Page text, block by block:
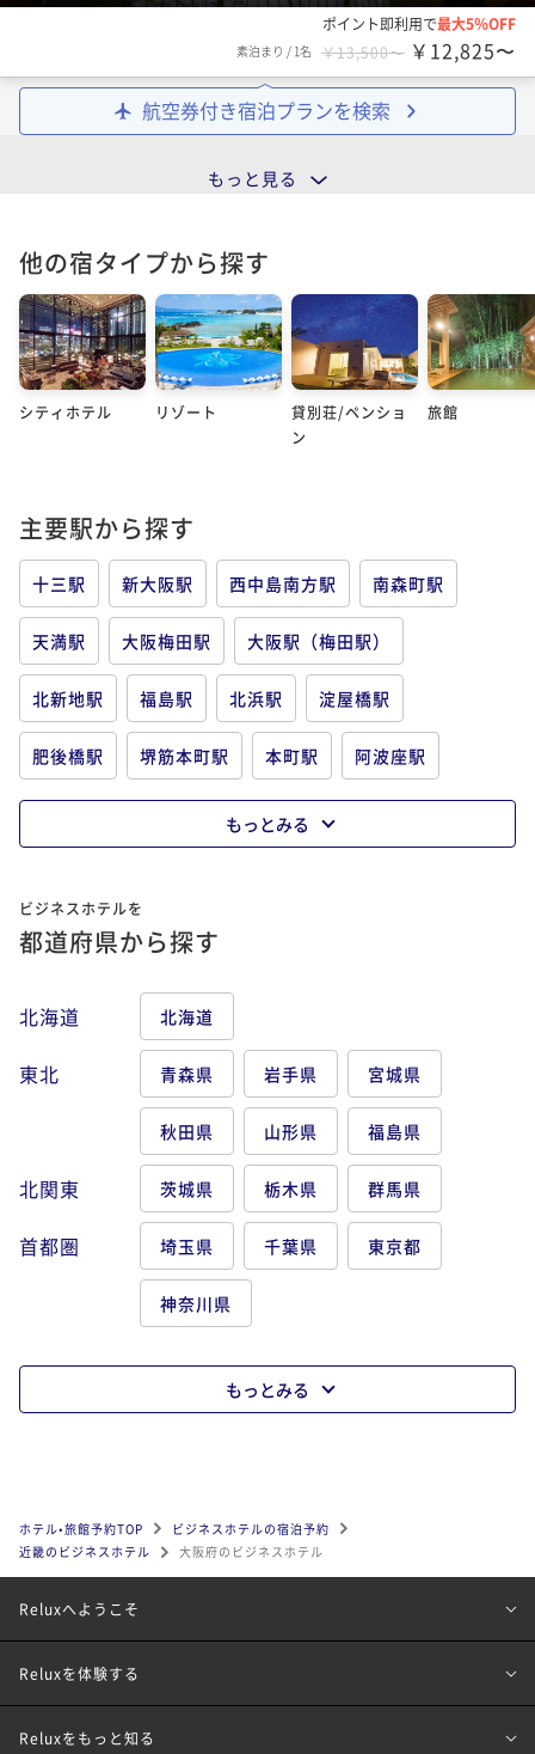
ポイント即利用で最大5％OFF
素泊まり / 1名 ￥13,500〜 ￥12,825〜
航空券付き宿泊プランを検索
もっと見る
他の宿タイプから探す
シティホテル リゾート
貸別荘/ペンショ
ン
旅館
主要駅から探す
十三駅 新大阪駅 西中島南方駅 南森町駅
天満駅 大阪梅田駅 大阪駅（梅田駅）
北新地駅 福島駅 北浜駅 淀屋橋駅
肥後橋駅 堺筋本町駅 本町駅 阿波座駅
弁天町駅
心斎橋駅 難波駅
もっとみる
ビジネスホテルを
都道府県から探す
北海道 北海道
東北 青森県 岩手県 宮城県
秋田県 山形県 福島県
北関東 茨城県 栃木県 群馬県
首都圏 埼玉県 千葉県 東京都
神奈川県
もっとみる
ホテル•旅館予約TOP
ビジネスホテルの宿泊予約
近畿のビジネスホテル
大阪府のビジネスホテル
Reluxへようこそ
Reluxを体験する
Reluxをもっと知る